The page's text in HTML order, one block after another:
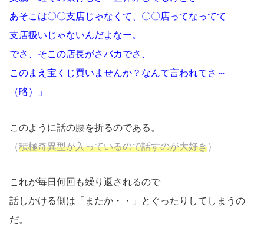
あそこは〇〇支店じゃなくて、〇〇店ってなってて
支店扱いじゃないんだよなー。
でさ、そこの店長がさバカでさ、
このまえ宝くじ買いませんか？なんて言われてさ～
（略）」
このように話の腰を折るのである。
（積極奇異型が入っているので話すのが大好き）
これが毎日何回も繰り返されるので
話しかける側は「またか・・」とぐったりしてしまうの
だ。